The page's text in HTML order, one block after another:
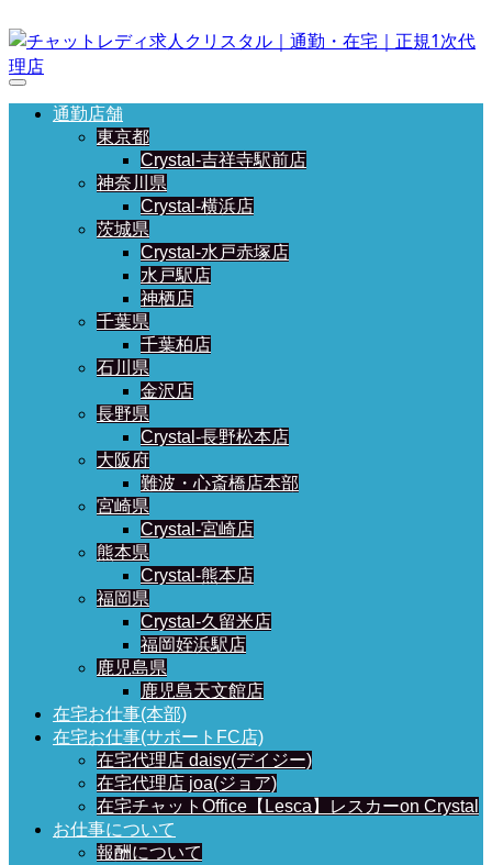
通勤店舗
東京都
Crystal-吉祥寺駅前店
神奈川県
Crystal-横浜店
茨城県
Crystal-水戸赤塚店
水戸駅店
神栖店
千葉県
千葉柏店
石川県
金沢店
長野県
Crystal-長野松本店
大阪府
難波・心斎橋店本部
宮崎県
Crystal-宮崎店
熊本県
Crystal-熊本店
福岡県
Crystal-久留米店
福岡姪浜駅店
鹿児島県
鹿児島天文館店
在宅お仕事(本部)
在宅お仕事(サポートFC店)
在宅代理店 daisy(デイジー)
在宅代理店 joa(ジョア)
在宅チャットOffice【Lesca】レスカーon Crystal
お仕事について
報酬について